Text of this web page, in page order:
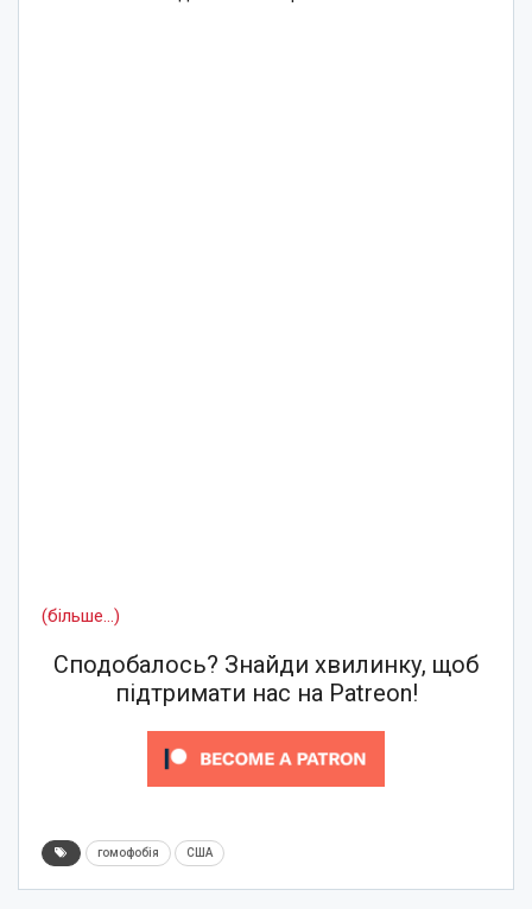
(більше…)
Сподобалось? Знайди хвилинку, щоб
підтримати нас на Patreon!
гомофобія США